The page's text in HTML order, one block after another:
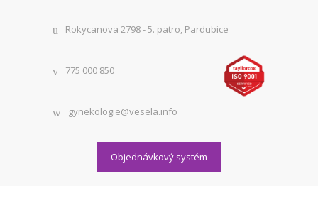
Rokycanova 2798 - 5. patro, Pardubice
775 000 850
gynekologie@vesela.info
Objednávkový systém